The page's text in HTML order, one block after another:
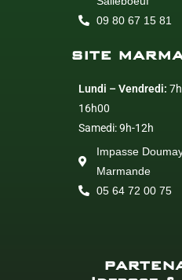
09 80 67 15 81
SITE
Lundi – Vendredi:
16h00
Samedi: 9h-12h
Impasse
Marmande
05 64 72 00 75